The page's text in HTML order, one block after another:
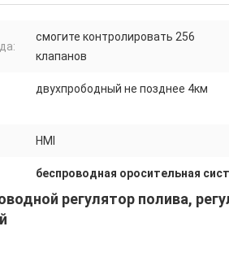
смогите контролировать 256
клапанов
двухпрободный не позднее 4км
HMI
беспроводная оросительная
регулятор полива,